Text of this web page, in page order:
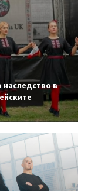
наследство в